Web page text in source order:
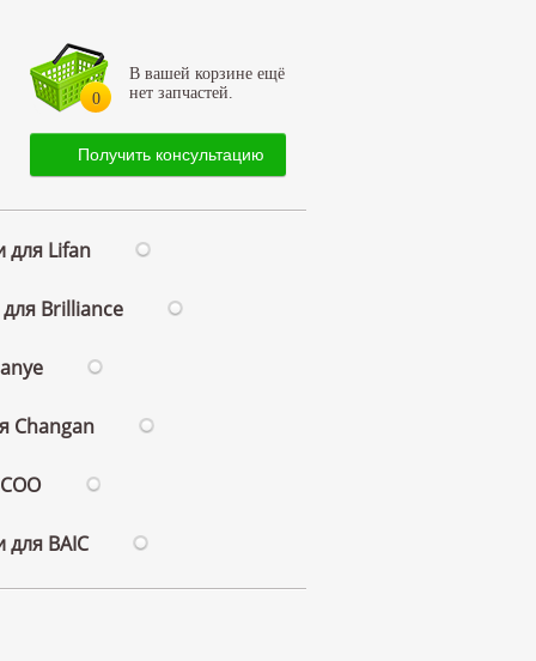
0
В вашей корзине ещё
нет запчастей.
Получить консультацию
для Lifan
Brilliance
Changan
для BAIC